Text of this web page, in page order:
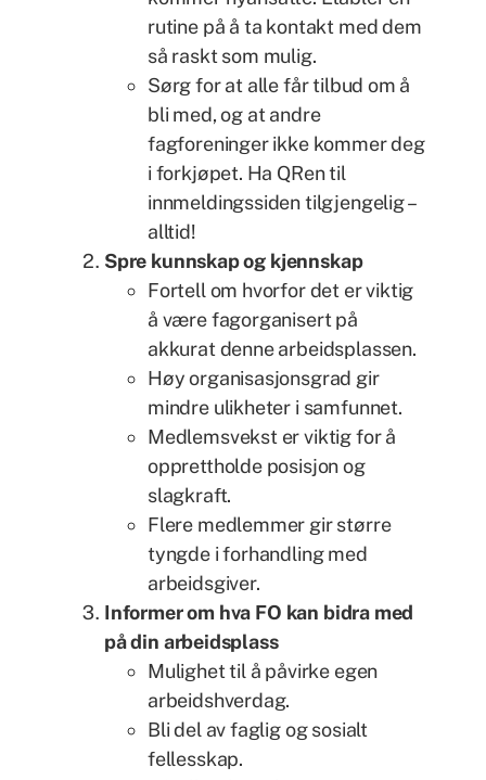
rutine på å ta kontakt med dem
så raskt som mulig.
Sørg for at alle får tilbud om å
bli med, og at andre
fagforeninger ikke kommer deg
i forkjøpet. Ha QRen til
innmeldingssiden tilgjengelig –
alltid!
Spre kunnskap og kjennskap
Fortell om hvorfor det er viktig
å være fagorganisert på
akkurat denne arbeidsplassen.
Høy organisasjonsgrad gir
mindre ulikheter i samfunnet.
Medlemsvekst er viktig for å
opprettholde posisjon og
slagkraft.
Flere medlemmer gir større
tyngde i forhandling med
arbeidsgiver.
Informer om hva FO kan bidra med
på din arbeidsplass
Mulighet til å påvirke egen
arbeidshverdag.
Bli del av faglig og sosialt
fellesskap.